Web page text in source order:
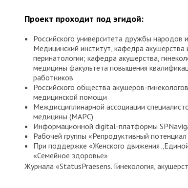
Проект проходит под эгидой:
Российского университета дружбы народов
Медицинский институт, кафедра акушерства
перинатологии; кафедра акушерства,
медицины факультета повышения
работников
Российского общества акушеров-
медицинской помощи
Междисциплинарной ассоциации
медицины (МАРС)
Информационной digital-платформы
Рабочей группы «Репродуктивный потенциал
При поддержке «Женского движения
«Семейное здоровье»
Журнала «StatusPraesens. Гинекология,